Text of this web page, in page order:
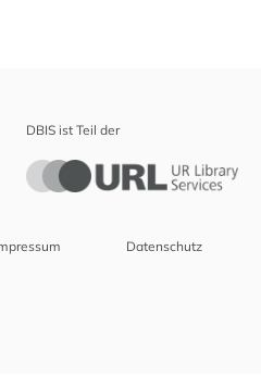
DBIS ist Teil der
Datenschutz